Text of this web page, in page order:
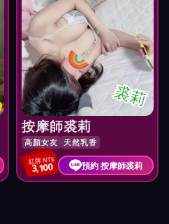
裘莉
按摩師裘莉
高顏女友 天然乳香
紅牌 NT$
3,100 預約 按摩師裘莉